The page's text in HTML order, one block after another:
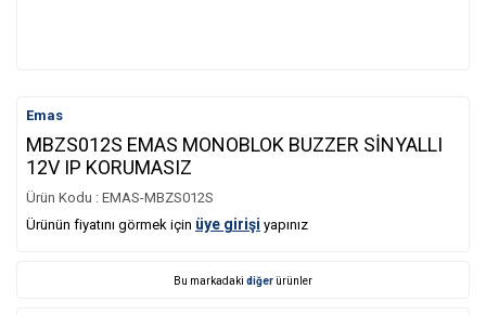
Emas
MBZS012S EMAS MONOBLOK BUZZER SİNYALLI
12V IP KORUMASIZ
Ürün Kodu : EMAS-MBZS012S
Ürünün fiyatını görmek için üye girişi yapınız
Bu markadaki diğer ürünler